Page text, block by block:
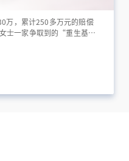
万，累计250多万元的赔偿
士一家争取到的“重生基